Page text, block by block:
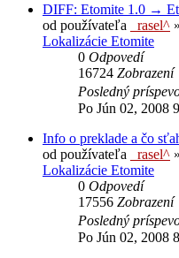
DIFF: Etomite 1.0 →
od používateľa
_rasel^ »
Lokalizácie Etomite
0 Odpovedí
16724 Zobrazení
Posledný
Po Jún 02, 2008
Info o preklade a čo
od používateľa
_rasel^ »
Lokalizácie Etomite
0 Odpovedí
17556 Zobrazení
Posledný
Po Jún 02, 2008